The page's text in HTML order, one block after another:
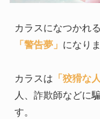
カラスになつかれ
「警告夢」 になりま
カラスは 「狡猾な
人、詐欺師などに
す。